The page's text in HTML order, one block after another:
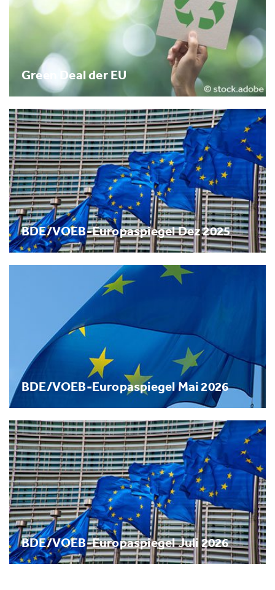
Green Deal der EU
BDE/VOEB-Europaspiegel Dez 2025
BDE/VOEB-Europaspiegel Mai 2026
BDE/VOEB-Europaspiegel Juli 2026